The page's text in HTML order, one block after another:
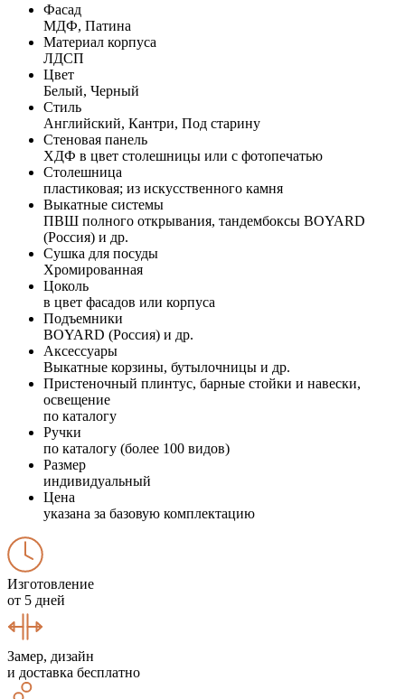
Фасад
МДФ, Патина
Материал корпуса
ЛДСП
Цвет
Белый, Черный
Стиль
Английский, Кантри, Под старину
Стеновая панель
ХДФ в цвет столешницы или с фотопечатью
Столешница
пластиковая; из искусственного камня
Выкатные системы
ПВШ полного открывания, тандембоксы BOYARD
(Россия) и др.
Сушка для посуды
Хромированная
Цоколь
в цвет фасадов или корпуса
Подъемники
BOYARD (Россия) и др.
Аксессуары
Выкатные корзины, бутылочницы и др.
Пристеночный плинтус, барные стойки и навески,
освещение
по каталогу
Ручки
по каталогу (более 100 видов)
Размер
индивидуальный
Цена
указана за базовую комплектацию
Изготовление
от 5 дней
Замер, дизайн
и доставка бесплатно